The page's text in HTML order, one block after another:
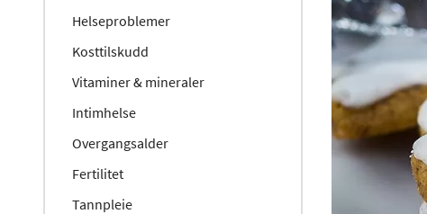
Helseproblemer
Kosttilskudd
Vitaminer & mineraler
Intimhelse
Overgangsalder
Fertilitet
Tannpleie